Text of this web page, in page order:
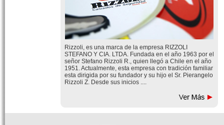
Rizzoli, es una marca de la empresa RIZZOLI
STEFANO Y CIA. LTDA. Fundada en el año 1963 por el
señor Stefano Rizzoli R., quien llegó a Chile en el año
1951. Actualmente, esta empresa con tradición familiar
esta dirigida por su fundador y su hijo el Sr. Pierangelo
Rizzoli Z. Desde sus inicios ....